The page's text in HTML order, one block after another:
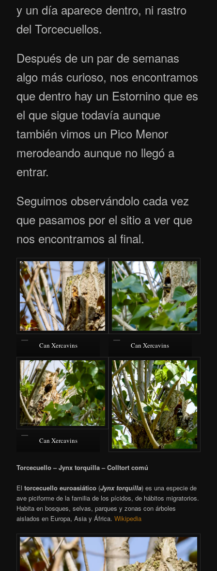
y un día aparece dentro, ni rastro
del Torcecuellos.
Después de un par de semanas
algo más curioso, nos encontramos
que dentro hay un Estornino que es
el que sigue todavía aunque
también vimos un Pico Menor
merodeando aunque no llegó a
entrar.
Seguimos observándolo cada vez
que pasamos por el sitio a ver que
nos encontramos al final.
Can Xercavins Can Xercavins
Can Xercavins
Torcecuello – Jynx torquilla – Colltort comú
Eltorcecuello euroasiático ​ (Jynx torquilla) es una especie de
ave piciforme de la familia de los pícidos, de hábitos migratorios.
Habita en bosques, selvas, parques y zonas con árboles
aislados en Europa, Asia y África.Wikipedia